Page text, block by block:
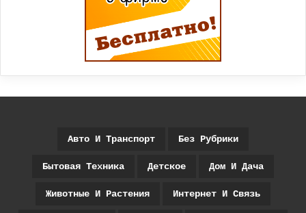
Авто И Транспорт Без Рубрики
Бытовая Техника Детское Дом И Дача
Животные И Растения Интернет И Связь